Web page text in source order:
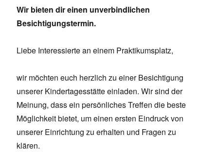
Wir bieten dir einen unverbindlichen
Besichtigungstermin.
Liebe Interessierte an einem Praktikumsplatz,
wir möchten euch herzlich zu einer Besichtigung
unserer Kindertagesstätte einladen. Wir sind der
Meinung, dass ein persönliches Treffen die beste
Möglichkeit bietet, um einen ersten Eindruck von
unserer Einrichtung zu erhalten und Fragen zu
klären.